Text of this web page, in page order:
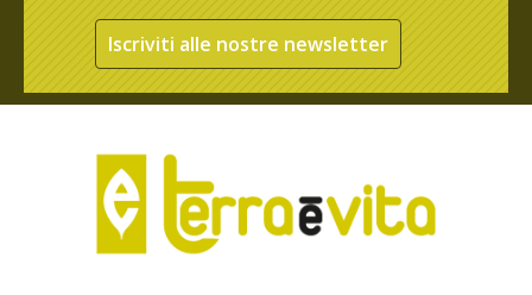
Iscriviti alle nostre newsletter